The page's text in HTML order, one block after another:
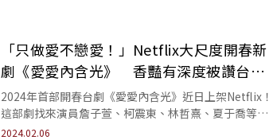
「只做愛不戀愛！」Netflix大尺度開春新
劇《愛愛內含光》 香豔有深度被讚台版
《性愛自修室》
2024年首部開春台劇《愛愛內含光》近日上架Netflix！
這部劇找來演員詹子萱、柯震東、林哲熹、夏于喬等大
咖演員領銜主演，開播後衝上平台熱播排...
2024.02.06